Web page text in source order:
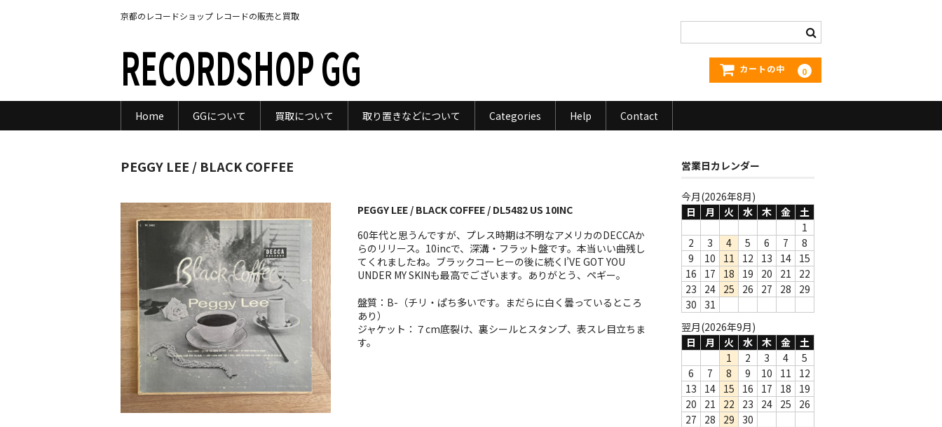
京都のレコードショップ レコードの販売と買取
RECORDSHOP GG カートの中 0
Home GGについて 買取について 取り置きなどについて Categories Help Contact
PEGGY LEE / BLACK COFFEE
PEGGY LEE / BLACK COFFEE / DL5482 US 10INC
60年代と思うんですが、プレス時期は不明なアメリカのDECCAか
らのリリース。10incで、深溝・フラット盤です。本当いい曲残し
てくれましたね。ブラックコーヒーの後に続くI’VE GOT YOU
UNDER MY SKINも最高でございます。ありがとう、ペギー。
盤質：B-（チリ・ぱち多いです。まだらに白く曇っているところ
あり）
ジャケット：７cm底裂け、裏シールとスタンプ、表スレ目立ちま
す。
営業日カレンダー
今月(2026年8月)
日
月 火 水 木 金
土
1
2
3 4 5 6 7
8
9
10 11 12 13 14 15
16
17 18 19 20 21
22
23
24 25 26 27 28
29
30
31
翌月(2026年9月)
日
月 火 水 木 金
土
1
2 3 4
5
6
7 8 9 10 11
12
13
14 15 16 17 18
19
20
21 22 23 24 25
26
27
28 29
30